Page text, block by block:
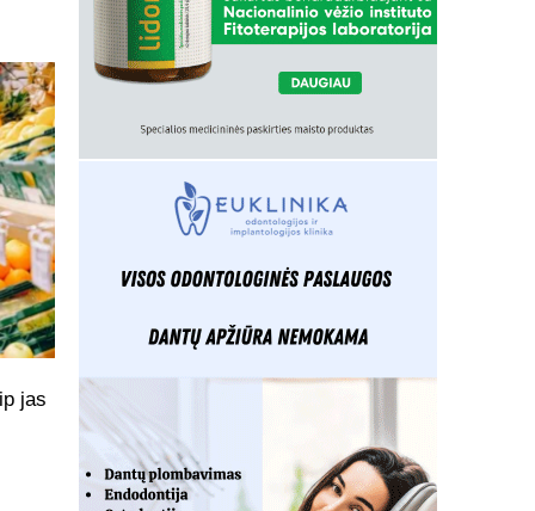
jas